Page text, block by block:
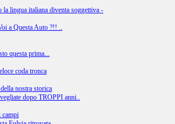
la lingua italiana diventa soggettiva -
a Questa Auto ?!! ..
questa prima...
coda tronca
nostra storica
dopo TROPPI anni..
campi